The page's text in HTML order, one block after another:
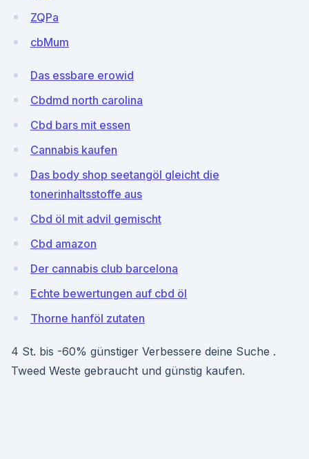
ZQPa
cbMum
Das essbare erowid
Cbdmd north carolina
Cbd bars mit essen
Cannabis kaufen
Das body shop seetangöl gleicht die
tonerinhaltsstoffe aus
Cbd öl mit advil gemischt
Cbd amazon
Der cannabis club barcelona
Echte bewertungen auf cbd öl
Thorne hanföl zutaten
4 St. bis -60% günstiger Verbessere deine Suche .
Tweed Weste gebraucht und günstig kaufen.